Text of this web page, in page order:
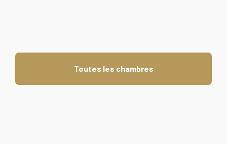
Toutes les chambres